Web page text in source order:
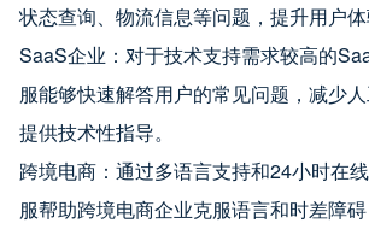
状态查询、物流信息等问题，提升用户体
SaaS企业：对于技术支持需求较高的
服能够快速解答用户的常见问题，减少
提供技术性指导。
跨境电商：通过多语言支持和24小时在
服帮助跨境电商企业克服语言和时差障